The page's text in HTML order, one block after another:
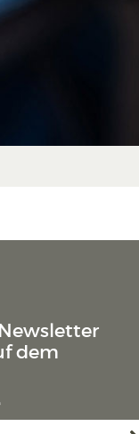
dem